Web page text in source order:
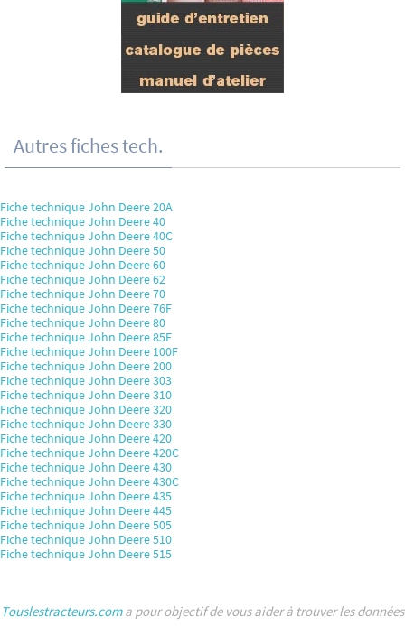
Autres fiches tech.
Fiche technique John Deere 20A
Fiche technique John Deere 40
Fiche technique John Deere 40C
Fiche technique John Deere 50
Fiche technique John Deere 60
Fiche technique John Deere 62
Fiche technique John Deere 70
Fiche technique John Deere 76F
Fiche technique John Deere 80
Fiche technique John Deere 85F
Fiche technique John Deere 100F
Fiche technique John Deere 200
Fiche technique John Deere 303
Fiche technique John Deere 310
Fiche technique John Deere 320
Fiche technique John Deere 330
Fiche technique John Deere 420
Fiche technique John Deere 420C
Fiche technique John Deere 430
Fiche technique John Deere 430C
Fiche technique John Deere 435
Fiche technique John Deere 445
Fiche technique John Deere 505
Fiche technique John Deere 510
Fiche technique John Deere 515
Touslestracteurs.coma pour objectif de vous aider à trouver les données